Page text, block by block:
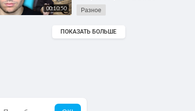
00:10:50 Разное
ПОКАЗАТЬ БОЛЬШЕ